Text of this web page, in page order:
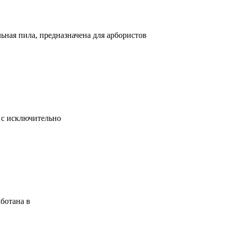
пила, предназначена для арбористов
исключительно
в